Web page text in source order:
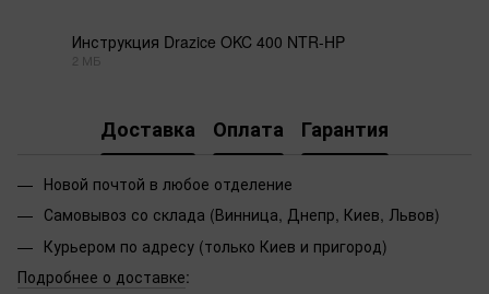
Инструкция Drazice OKC 400 NTR-HP
2 МБ
Доставка Оплата Гарантия
Новой почтой в любое отделение
Самовывоз со склада (Винница, Днепр, Киев, Львов)
Курьером по адресу (только Киев и пригород)
Подробнее о доставке: